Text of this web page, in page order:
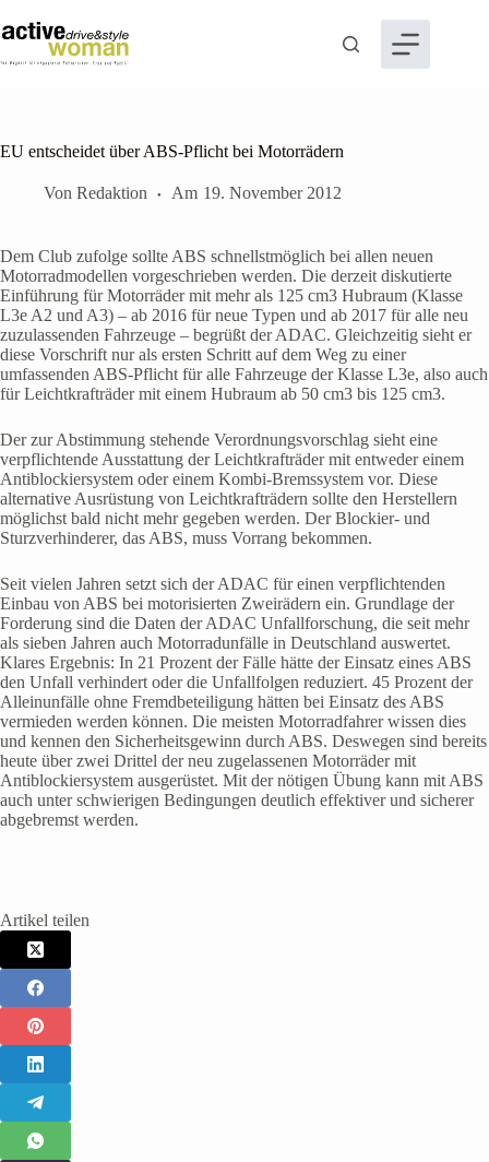
Inhalt
springen
EU entscheidet über ABS-Pflicht bei Motorrädern
Von Redaktion Am 19. November 2012
Dem Club zufolge sollte ABS schnellstmöglich bei allen neuen
Motorradmodellen vorgeschrieben werden. Die derzeit diskutierte
Einführung für Motorräder mit mehr als 125 cm3 Hubraum (Klasse
L3e A2 und A3) – ab 2016 für neue Typen und ab 2017 für alle neu
zuzulassenden Fahrzeuge – begrüßt der ADAC. Gleichzeitig sieht er
diese Vorschrift nur als ersten Schritt auf dem Weg zu einer
umfassenden ABS-Pflicht für alle Fahrzeuge der Klasse L3e, also auch
für Leichtkrafträder mit einem Hubraum ab 50 cm3 bis 125 cm3.
Der zur Abstimmung stehende Verordnungsvorschlag sieht eine
verpflichtende Ausstattung der Leichtkrafträder mit entweder einem
Antiblockiersystem oder einem Kombi-Bremssystem vor. Diese
alternative Ausrüstung von Leichtkrafträdern sollte den Herstellern
möglichst bald nicht mehr gegeben werden. Der Blockier- und
Sturzverhinderer, das ABS, muss Vorrang bekommen.
Seit vielen Jahren setzt sich der ADAC für einen verpflichtenden
Einbau von ABS bei motorisierten Zweirädern ein. Grundlage der
Forderung sind die Daten der ADAC Unfallforschung, die seit mehr
als sieben Jahren auch Motorradunfälle in Deutschland auswertet.
Klares Ergebnis: In 21 Prozent der Fälle hätte der Einsatz eines ABS
den Unfall verhindert oder die Unfallfolgen reduziert. 45 Prozent der
Alleinunfälle ohne Fremdbeteiligung hätten bei Einsatz des ABS
vermieden werden können. Die meisten Motorradfahrer wissen dies
und kennen den Sicherheitsgewinn durch ABS. Deswegen sind bereits
heute über zwei Drittel der neu zugelassenen Motorräder mit
Antiblockiersystem ausgerüstet. Mit der nötigen Übung kann mit ABS
auch unter schwierigen Bedingungen deutlich effektiver und sicherer
abgebremst werden.
Artikel teilen